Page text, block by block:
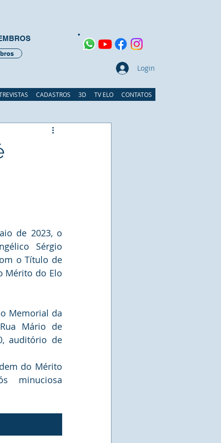
Login
de 2023, o
Sérgio
o Título de
Mérito do Elo
Mário de
auditório de
minuciosa
CADASTROS 3D TV ELO CONTATOS